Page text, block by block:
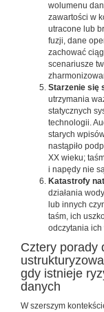
wolumenu
zawartości w
utracone lub
fuzji, dane
zachować
scenariusze
Starzenie się
utrzymania
statycznych
technologii.
starych
nastąpiło
XX wieku;
i napędy nie
Katastrofy
działania
lub innych
taśm, ich
odczytania
Cztery porady
gdy istnieje
danych
W szerszym